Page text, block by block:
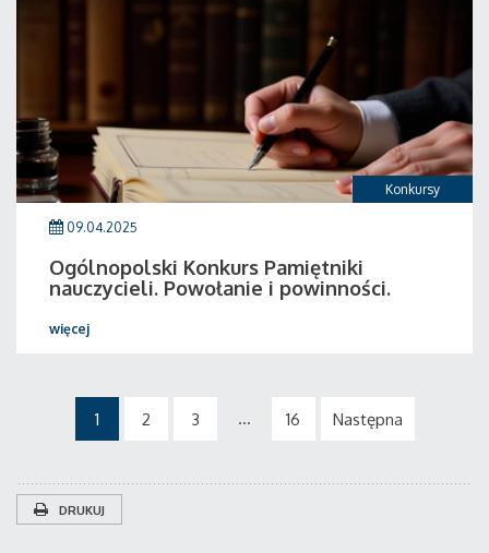
Konkursy
09.04.2025
Ogólnopolski Konkurs Pamiętniki
nauczycieli. Powołanie i powinności.
więcej
1 2 3 ... 16 Następna
DRUKUJ